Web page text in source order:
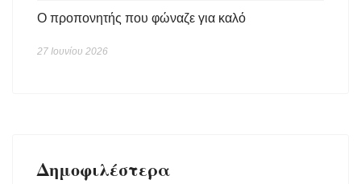
Ο προπονητής που φώναζε για καλό
27 Ιουνίου 2026
Δημοφιλέστερα